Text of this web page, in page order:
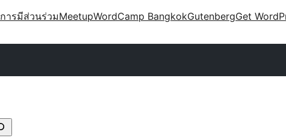
การมีส่วนร่วมMeetupWordCamp BangkokGutenbergGet